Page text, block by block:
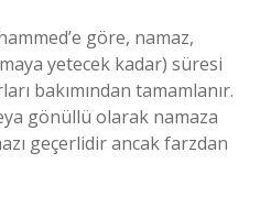
göre, namaz,
yetecek kadar) süresi
bakımından tamamlanır.
gönüllü olarak namaza
geçerlidir ancak farzdan